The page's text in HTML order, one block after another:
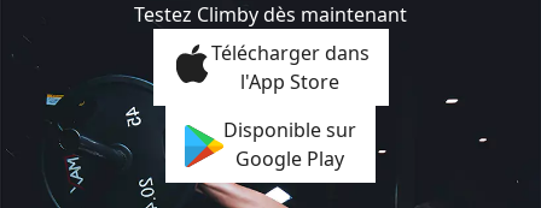
Testez Climby dès maintenant
Télécharger dans
l'App Store
Disponible sur
Google Play